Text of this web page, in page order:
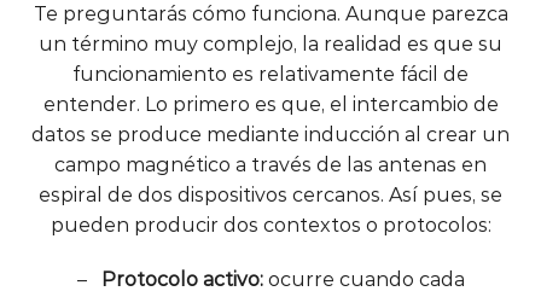
Te preguntarás cómo funciona. Aunque parezca
un término muy complejo, la realidad es que su
funcionamiento es relativamente fácil de
entender. Lo primero es que, el intercambio de
datos se produce mediante inducción al crear un
campo magnético a través de las antenas en
espiral de dos dispositivos cercanos. Así pues, se
pueden producir dos contextos o protocolos:
– Protocolo activo:ocurre cuando cada